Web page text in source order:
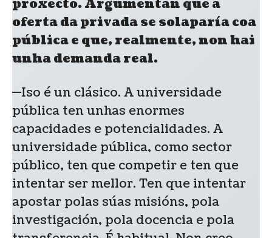
proxecto. Argumentan que a
oferta da privada se solaparía coa
pública e que, realmente, non hai
unha demanda real.
—Iso é un clásico. A universidade
pública ten unhas enormes
capacidades e potencialidades. A
universidade pública, como sector
público, ten que competir e ten que
intentar ser mellor. Ten que intentar
apostar polas súas misións, pola
investigación, pola docencia e pola